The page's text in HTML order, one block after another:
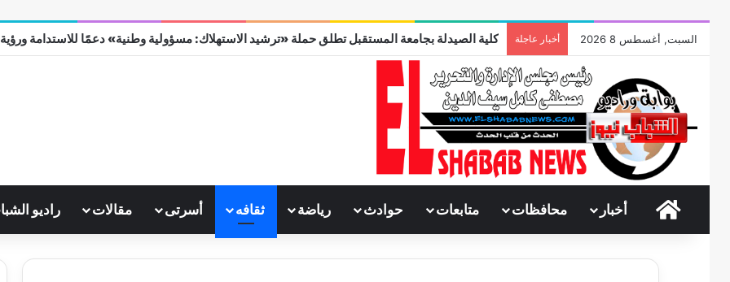
السبت, أغسطس 8 2026 أخبار عاجلة كلية الصيدلة بجامعة المستقبل تطلق حملة «ترشيد الاستهلاك: مسؤولية وطنية» دعمًا للاستدامة ورؤية
الرئيسية
أخبار محافظات متابعات حوادث رياضة ثقافه أسرتى مقالات راديو